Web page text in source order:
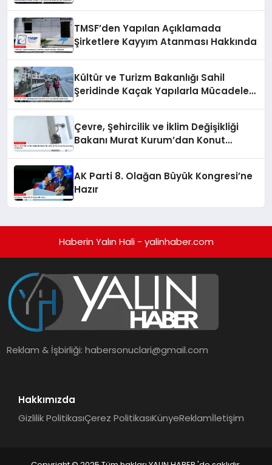
TMSF’den Yapılan Açıklamada
Şirketlere Kayyım Atanması Hakkında
Kültür ve Turizm Bakanlığı Sahil
Şeridinde Kaçak Yapılarla Mücadele
Çevre, Şehircilik ve İklim Değişikliği
Bakanı Murat Kurum’dan Konut
AK Parti 8. Olağan Büyük Kongresi’ne
Hazır
Haberin Yalın Hali - yalinhaber.com
Reklam & İşbirliği:habersonuclari@gmail.com
Hakkımızda
Gizlilik PolitikasıÇerez PolitikasıKünyeReklamİletişim